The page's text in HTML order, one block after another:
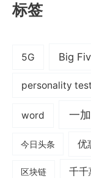
标签
5G Big
personality test
word 一加
今日头条 优
区块链 千千